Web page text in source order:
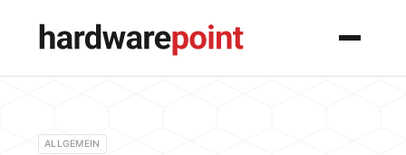
Menü
ALLGEMEIN